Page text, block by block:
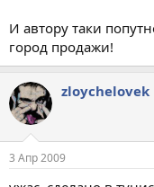
И автору таки
город продажи!
zloychelovek
3 Апр 2009